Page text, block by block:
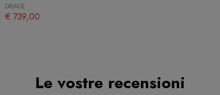
DRIADE
€ 739,00
Le vostre recensioni